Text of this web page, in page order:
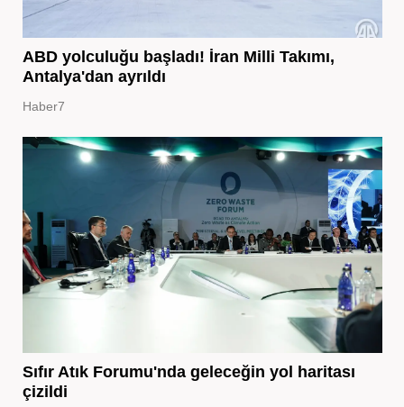
ABD yolculuğu başladı! İran Milli Takımı,
Antalya'dan ayrıldı
Haber7
Sıfır Atık Forumu'nda geleceğin yol haritası
çizildi